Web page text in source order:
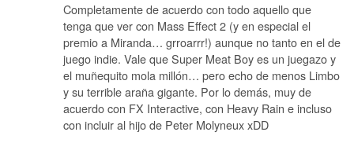
Completamente de acuerdo con todo aquello que
tenga que ver con Mass Effect 2 (y en especial el
premio a Miranda… grroarrr!) aunque no tanto en el de
juego indie. Vale que Super Meat Boy es un juegazo y
el muñequito mola millón… pero echo de menos Limbo
y su terrible araña gigante. Por lo demás, muy de
acuerdo con FX Interactive, con Heavy Rain e incluso
con incluir al hijo de Peter Molyneux xDD